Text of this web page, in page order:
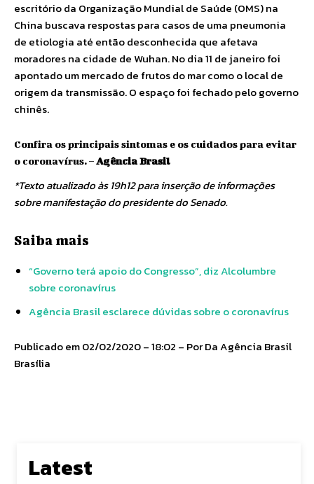
escritório da Organização Mundial de Saúde (OMS) na
China buscava respostas para casos de uma pneumonia
de etiologia até então desconhecida que afetava
moradores na cidade de Wuhan. No dia 11 de janeiro foi
apontado um mercado de frutos do mar como o local de
origem da transmissão. O espaço foi fechado pelo governo
chinês.
Confira os principais sintomas e os cuidados para evitar
o coronavírus. –Agência Brasil
*Texto atualizado às 19h12 para inserção de informações
sobre manifestação do presidente do Senado.
Saiba mais
“Governo terá apoio do Congresso”, diz Alcolumbre
sobre coronavírus
Agência Brasil esclarece dúvidas sobre o coronavírus
Publicado em 02/02/2020 – 18:02 – Por Da Agência Brasil
Brasília
Latest